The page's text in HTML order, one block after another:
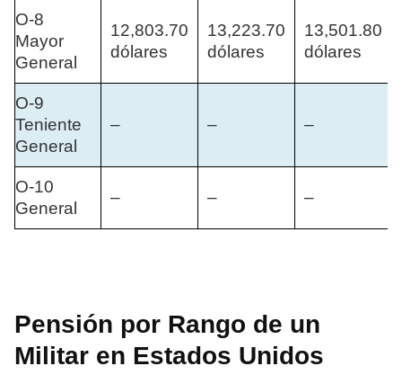
O-8
Mayor
General
12,803.70
dólares
13,223.70
dólares
13,501.80
dólares
O-9
Teniente
General
– – –
O-10
General
– – –
Pensión por Rango de un
Militar en Estados Unidos